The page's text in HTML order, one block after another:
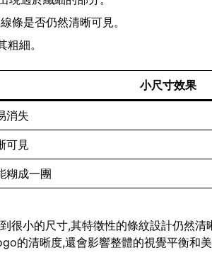
條是否仍然清晰可見。
細。
小尺寸效果
消失
可見
糊成一團
很小的尺寸,其特徵性的條紋設計仍然
的清晰度,還會影響整體的視覺平衡